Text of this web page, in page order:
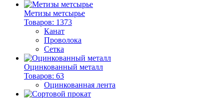
Метизы метсырье
Товаров: 1373
Канат
Проволока
Сетка
Оцинкованный металл
Товаров: 63
Оцинкованная лента